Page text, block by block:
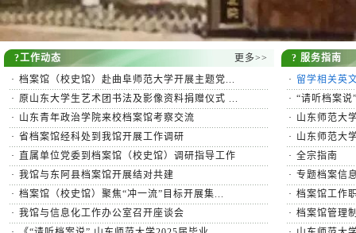
?工作动态
更多>>
· 档案馆（校史馆）赴曲阜师范大学开展主题党...
· 原山东大学生艺术团书法及影像资料捐赠仪式 ...
· 山东青年政治学院来校档案馆考察交流
· 省档案馆经科处到我馆开展工作调研
·
直属单位党委到档案馆（校史馆）调研指导工作
· 我馆与东阿县档案馆开展结对共建
· 档案馆（校史馆）聚焦“冲一流”目标开展集...
· 我馆与信息化工作办公室召开座谈会
? 服务指南
· 留学相关英
· “请听档案
· 山东师范大
· 山东师范大
· 全宗指南
· 专题档案信
· 档案馆工作
· 档案馆管理